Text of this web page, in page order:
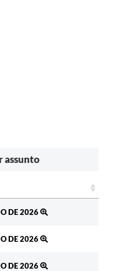
assunto
DE 2026
DE 2026
DE 2026